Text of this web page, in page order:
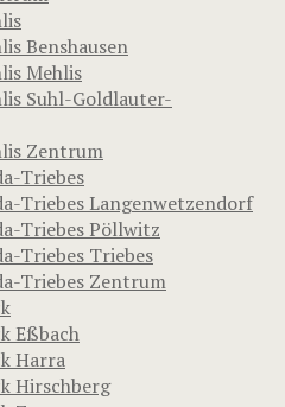
Benshausen
Mehlis
Suhl-Goldlauter-
Zentrum
Triebes
Triebes Langenwetzendorf
Triebes Pöllwitz
Triebes Triebes
Triebes Zentrum
Eßbach
Harra
Hirschberg